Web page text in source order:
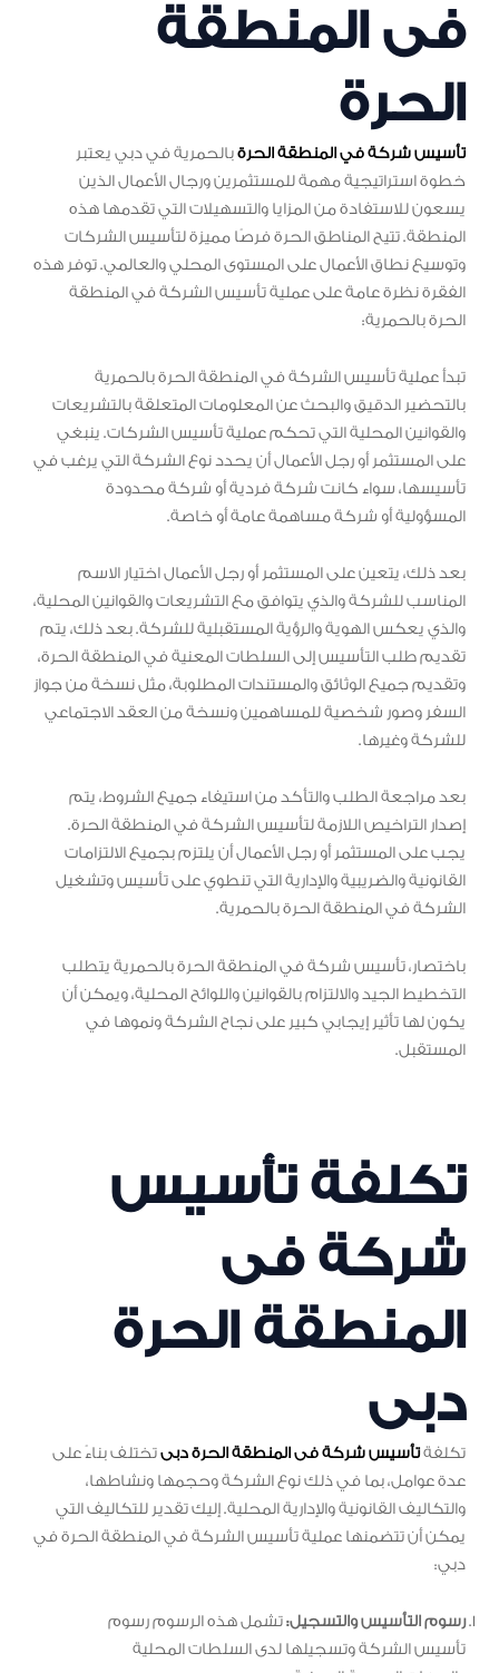
فى المنطقة
الحرة
تأسيس شركة في المنطقة الحرةبالحمرية في دبي يعتبر
خطوة استراتيجية مهمة للمستثمرين ورجال الأعمال الذين
يسعون للاستفادة من المزايا والتسهيلات التي تقدمها هذه
المنطقة. تتيح المناطق الحرة فرصًا مميزة لتأسيس الشركات
وتوسيع نطاق الأعمال على المستوى المحلي والعالمي. توفر هذه
الفقرة نظرة عامة على عملية تأسيس الشركة في المنطقة
الحرة بالحمرية:
تبدأ عملية تأسيس الشركة في المنطقة الحرة بالحمرية
بالتحضير الدقيق والبحث عن المعلومات المتعلقة بالتشريعات
والقوانين المحلية التي تحكم عملية تأسيس الشركات. ينبغي
على المستثمر أو رجل الأعمال أن يحدد نوع الشركة التي يرغب في
تأسيسها، سواء كانت شركة فردية أو شركة محدودة
المسؤولية أو شركة مساهمة عامة أو خاصة.
بعد ذلك، يتعين على المستثمر أو رجل الأعمال اختيار الاسم
المناسب للشركة والذي يتوافق مع التشريعات والقوانين المحلية،
والذي يعكس الهوية والرؤية المستقبلية للشركة. بعد ذلك، يتم
تقديم طلب التأسيس إلى السلطات المعنية في المنطقة الحرة،
وتقديم جميع الوثائق والمستندات المطلوبة، مثل نسخة من جواز
السفر وصور شخصية للمساهمين ونسخة من العقد الاجتماعي
للشركة وغيرها.
بعد مراجعة الطلب والتأكد من استيفاء جميع الشروط، يتم
إصدار التراخيص اللازمة لتأسيس الشركة في المنطقة الحرة.
يجب على المستثمر أو رجل الأعمال أن يلتزم بجميع الالتزامات
القانونية والضريبية والإدارية التي تنطوي على تأسيس وتشغيل
الشركة في المنطقة الحرة بالحمرية.
باختصار، تأسيس شركة في المنطقة الحرة بالحمرية يتطلب
التخطيط الجيد والالتزام بالقوانين واللوائح المحلية، ويمكن أن
يكون لها تأثير إيجابي كبير على نجاح الشركة ونموها في
المستقبل.
تكلفة تأسيس
شركة فى
المنطقة الحرة
دبى
تكلفةتأسيس شركة فى المنطقة الحرة دبىتختلف بناءً على
عدة عوامل، بما في ذلك نوع الشركة وحجمها ونشاطها،
والتكاليف القانونية والإدارية المحلية. إليك تقدير للتكاليف التي
يمكن أن تتضمنها عملية تأسيس الشركة في المنطقة الحرة في
دبي:
رسوم التأسيس والتسجيل:تشمل هذه الرسوم رسوم
تأسيس الشركة وتسجيلها لدى السلطات المحلية